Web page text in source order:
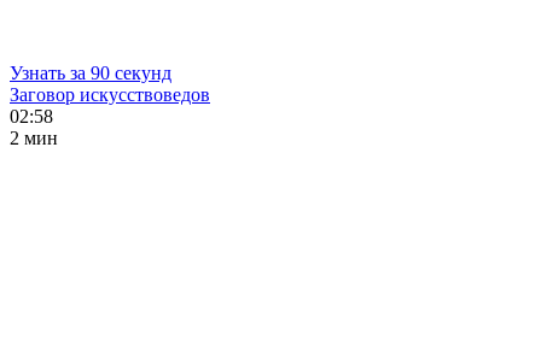
Узнать за 90 секунд
Заговор искусствоведов
02:58
2 мин